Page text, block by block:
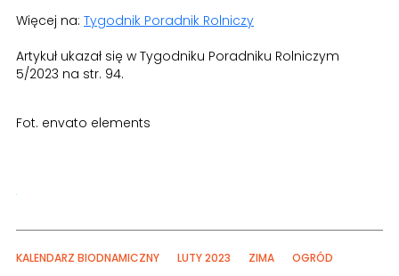
Więcej na: Tygodnik Poradnik Rolniczy
Artykuł ukazał się w Tygodniku Poradniku Rolniczym
5/2023 na str. 94.
Fot. envato elements
KALENDARZ BIODNAMICZNY LUTY 2023 ZIMA
OGRÓD